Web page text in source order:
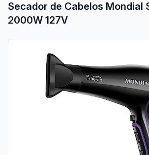
Secador de Cabelos Mondial
2000W 127V